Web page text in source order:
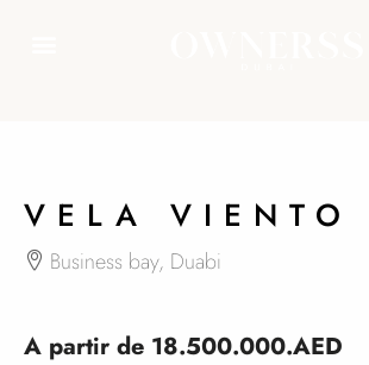
VELA VIENTO
Business bay, Duabi
A partir de 18.500.000.AED